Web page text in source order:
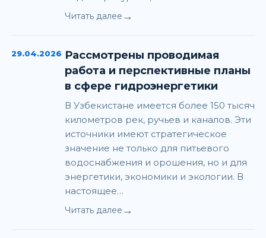
Читать далее →
29.04.2026 Рассмотрены проводимая
работа и перспективные планы
в сфере гидроэнергетики
В Узбекистане имеется более 150 тысяч
километров рек, ручьев и каналов. Эти
источники имеют стратегическое
значение не только для питьевого
водоснабжения и орошения, но и для
энергетики, экономики и экологии. В
настоящее…
Читать далее →